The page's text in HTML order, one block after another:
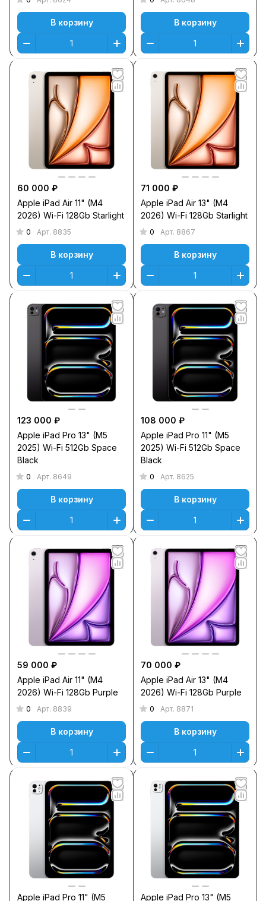
В корзину В корзину
60 000 ₽
Apple iPad Air 11" (M4
2026) Wi-Fi 128Gb Starlight
0 Арт. 8835
В корзину
71 000 ₽
Apple iPad Air 13" (M4
2026) Wi-Fi 128Gb Starlight
0 Арт. 8867
В корзину
123 000 ₽
Apple iPad Pro 13" (M5
2025) Wi-Fi 512Gb Space
Black
0 Арт. 8649
В корзину
108 000 ₽
Apple iPad Pro 11" (M5
2025) Wi-Fi 512Gb Space
Black
0 Арт. 8625
В корзину
59 000 ₽
Apple iPad Air 11" (M4
2026) Wi-Fi 128Gb Purple
0 Арт. 8839
В корзину
70 000 ₽
Apple iPad Air 13" (M4
2026) Wi-Fi 128Gb Purple
0 Арт. 8871
В корзину
Apple iPad Pro 11" (M5
Apple iPad Pro 13" (M5